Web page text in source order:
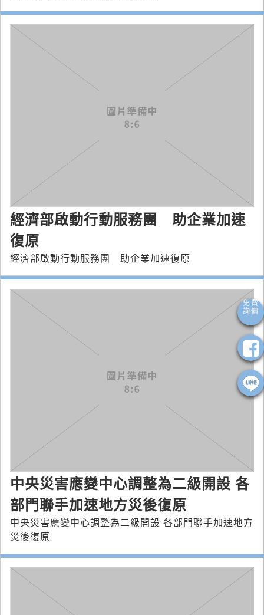
經濟部啟動行動服務團 助企業加速
復原
經濟部啟動行動服務團 助企業加速復原
中央災害應變中心調整為二級開設 各
部門聯手加速地方災後復原
中央災害應變中心調整為二級開設 各部門聯手加速地方
災後復原